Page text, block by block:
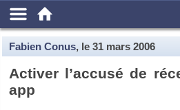
Fabien Conus, le 31 mars 2006
Ac­ti­ver l’ac­cusé de
app